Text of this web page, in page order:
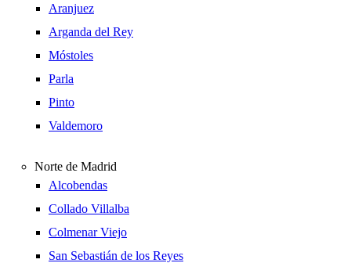
Aranjuez
Arganda del Rey
Móstoles
Parla
Pinto
Valdemoro
Norte de Madrid
Alcobendas
Collado Villalba
Colmenar Viejo
San Sebastián de los Reyes